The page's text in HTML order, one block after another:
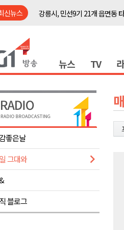
신뉴스
강릉시, 민선9기 21개 읍면동
<강원랜드> 마카오 카지노 "
강원도립대학교, 하반기 평생
태백시, 28~29일 제5회 황부자
오늘 극한폭염 계속..낮 최고 ‘
썩고, 무르고..농산물 피해 속출
강릉시, 민선9기 21개 읍면동
양구군, 원주환경청에 비점오
<강원랜드> 관광객이 인구 3
뉴스 TV
좋은날
그대와
블로그